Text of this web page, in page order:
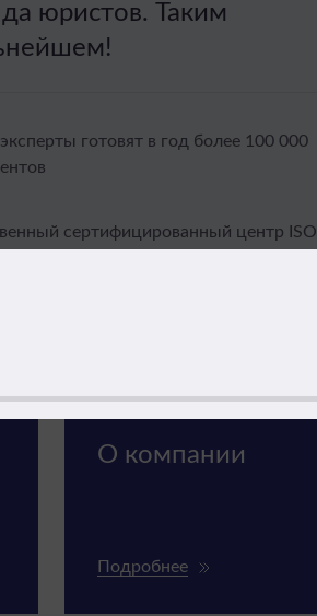
юристов. Таким
готовят в год более 100 000
сертифицированный центр ISO
О компании
Подробнее